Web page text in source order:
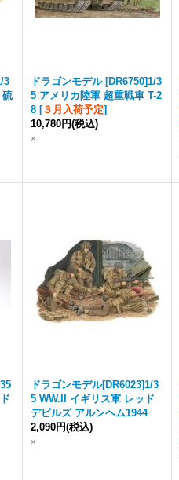
3
硫
ドラゴンモデル [DR6750]1/3
5 アメリカ陸軍 超重戦車 T-2
8 [３月入荷予定]
10,780円(税込)
×
ドラゴンモデル[DR6023]1/3
5 WW.II イギリス軍 レッド
デビルズ アルンヘム1944
2,090円(税込)
×